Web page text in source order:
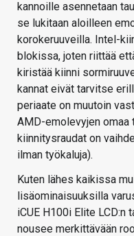
kannoille asennetaan
se lukitaan aloilleen
korokeruuveilla. Intel-
blokissa, joten riittää
kiristää kiinni
kannat eivät tarvitse
periaate on muutoin
AMD-emolevyjen omaa
kiinnitysraudat on
ilman työkaluja).
Kuten lähes kaikissa
lisäominaisuuksilla
iCUE H100i Elite LCD:n
nousee merkittävään